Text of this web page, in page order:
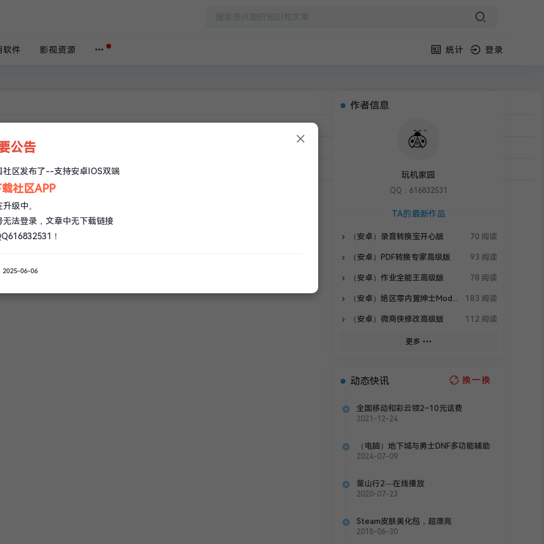
软件 影视资源 统计 登录
工具
作者信息
玩机家园
QQ：616832531
TA的最新作品
（安卓）录音转换宝开心版 70 阅读
（安卓）PDF转换专家高级版 93 阅读
（安卓）作业全能王高级版 78 阅读
（安卓）绝区零内置绅士Mod整合包 183 阅读
（安卓）微商侠修改高级版 112 阅读
更多
动态快讯 换一换
全国移动和彩云领2~10元话费
2021-12-24
（电脑）地下城与勇士DNF多功能辅助
2024-07-09
釜山行2—在线播放
2020-07-23
Steam皮肤美化包，超漂亮
2018-06-30
×
公告
社区发布了--支持安卓IOS双端
社区APP
级中。
无法登录，文章中无下载链接
！
2025-06-06